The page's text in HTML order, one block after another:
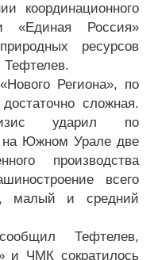
координационного
«Единая Россия»
ресурсов
Тефтелев.
Региона», по
сложная.
ударил по
на Южном Урале две
производства
всего
малый и средний
Тефтелев,
и ЧМК сократилось